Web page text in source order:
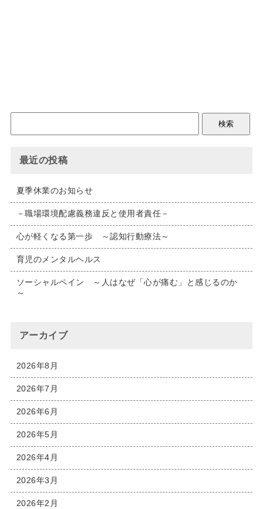
最近の投稿
夏季休業のお知らせ
－職場環境配慮義務違反と使用者責任－
心が軽くなる第一歩 ～認知行動療法～
育児のメンタルヘルス
ソーシャルペイン ～人はなぜ「心が痛む」と感じるのか
～
アーカイブ
2026年8月
2026年7月
2026年6月
2026年5月
2026年4月
2026年3月
2026年2月